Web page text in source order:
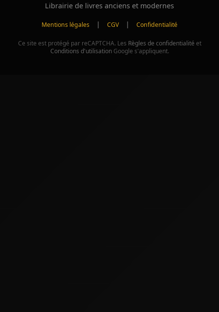
Librairie de livres anciens et modernes
Mentions légales | CGV | Confidentialité
Ce site est protégé par reCAPTCHA. Les Règles de confidentialité et
Conditions d'utilisationGoogle s'appliquent.